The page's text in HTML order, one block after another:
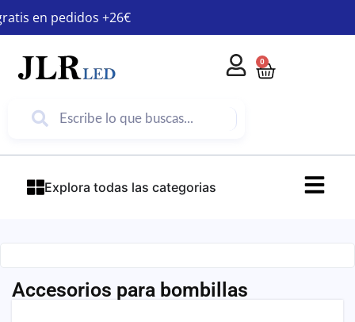
en pedidos +26€
0
Explora todas las categorias
Accesorios para bombillas